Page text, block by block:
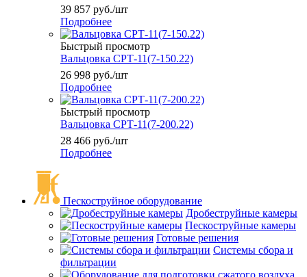
39 857 руб./шт
Подробнее
Быстрый просмотр
Вальцовка СРТ-11(7-150.22)
26 998 руб./шт
Подробнее
Быстрый просмотр
Вальцовка СРТ-11(7-200.22)
28 466 руб./шт
Подробнее
Пескоструйное оборудование
Дробеструйные камеры
Пескоструйные камеры
Готовые решения
Системы сбора и
фильтрации